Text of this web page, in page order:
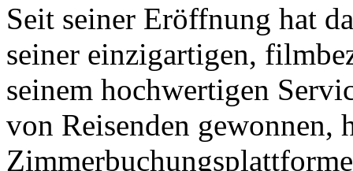
Seit seiner Eröffnung hat
seiner einzigartigen,
seinem hochwertigen
von Reisenden gewonnen,